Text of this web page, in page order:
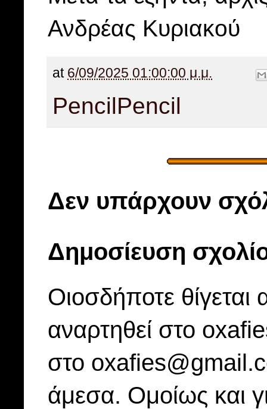
Ανδρέας Κυριακού
at 6/09/2025 01:00:00 μ.μ.
PencilPencil
Δεν υπάρχουν
Δημοσίευση
Οιοσδήποτε
αναρτηθεί στο
στο
άμεσα. Ομοίως και